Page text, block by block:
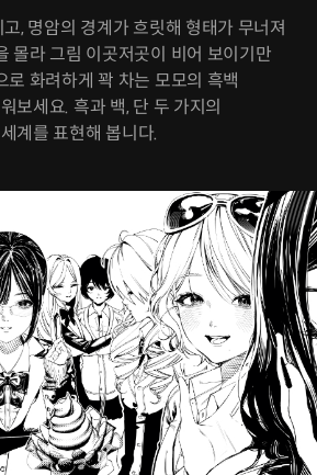
, 명암의 경계가 흐릿해 형태가 무너져
몰라 그림 이곳저곳이 비어 보이기만
로 화려하게 꽉 차는 모모의 흑백
보세요. 흑과 백, 단 두 가지의
계를 표현해 봅니다.